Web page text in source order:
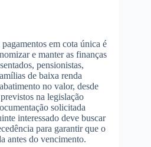
em cota única é
e manter as finanças
pensionistas,
de baixa renda
no valor, desde
na legislação
solicitada
interessado deve buscar
para garantir que o
antes do vencimento.